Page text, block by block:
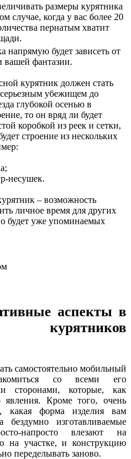
размеры курятника
случае, когда у вас более 20
пернатым хватит
напрямую будет зависеть от
вашей фантазии.
курятник должен стать
убежищем до
глубокой осенью в
то он вряд ли будет
коробкой из реек и сетки,
строение из нескольких
несушек.
– возможность
личное время для других
будет уже упоминаемых
аспекты в
курятников
самостоятельно мобильный
со всеми его
сторонами, которые, как
явления. Кроме того, очень
какая форма изделия вам
изготавливаемые
напросто влезают на
на участке, и конструкцию
переделывать заново.